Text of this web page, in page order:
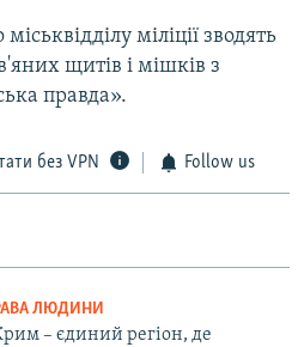
міліції зводять
щитів і мішків з
правда».
без VPN Follow us
ЛЮДИНИ
– єдиний регіон, де